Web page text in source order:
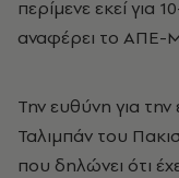
περίμενε εκεί
αναφέρει το ΑΠΕ-
Την ευθύνη για
Ταλιμπάν του
που δηλώνει ότι